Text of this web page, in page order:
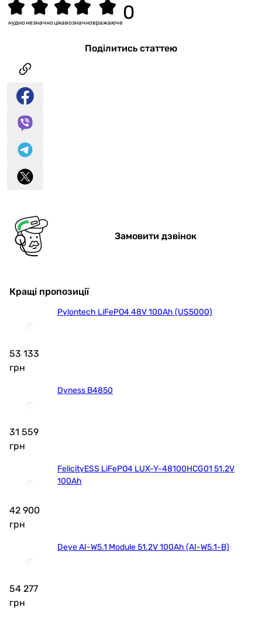
вражаюче
значно
цікаво
незначно
нудно
Поділитись статтею
Замовити дзвінок
Кращі пропозиції
Pylontech LiFePO4 48V 100Ah (US5000)
53 133
грн
Dyness B4850
31 559
грн
FelicityESS LiFePO4 LUX-Y-48100HCG01 51.2V
100Ah
42 900
грн
Deye AI-W5.1 Module 51.2V 100Ah (AI-W5.1-B)
54 277
грн